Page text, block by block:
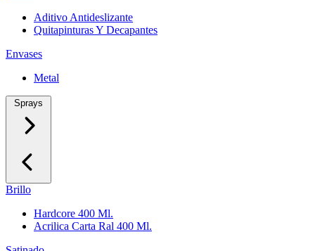
Aditivo Antideslizante
Quitapinturas Y Decapantes
Envases
Metal
Sprays
Brillo
Hardcore 400 Ml.
Acrilica Carta Ral 400 Ml.